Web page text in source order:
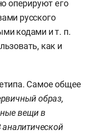
оперируют его
русского
кодами и т. п.
как и
Самое общее
образ,
вещи в
аналитической